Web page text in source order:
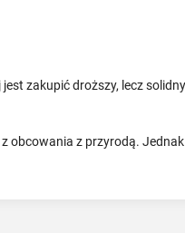
zakupić droższy, lecz
obcowania z przyrodą.